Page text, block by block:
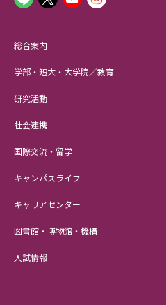
総合案内
学部・短大・大学院／教育
研究活動
社会連携
国際交流・留学
キャンパスライフ
キャリアセンター
図書館・博物館・機構
入試情報